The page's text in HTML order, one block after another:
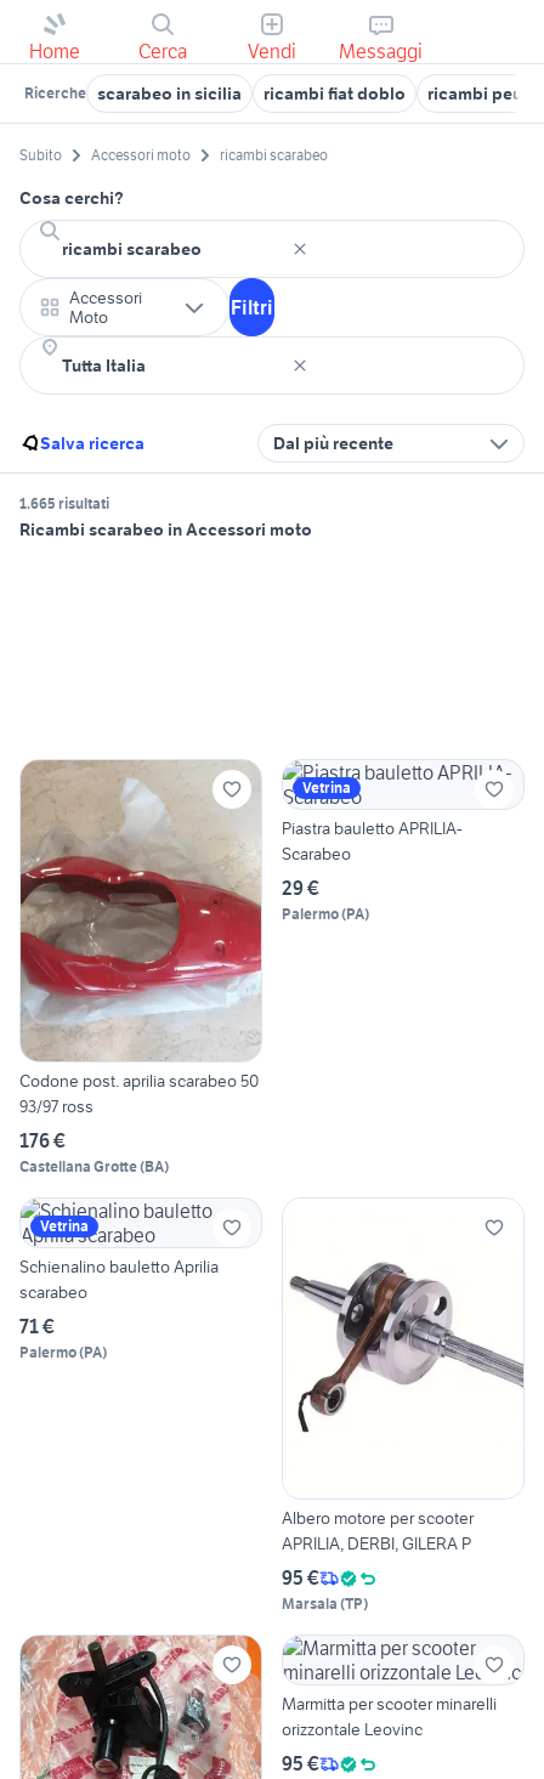
Home Cerca Vendi Messaggi
Ricerche scarabeo in sicilia ricambi fiat doblo ricambi
Subito Accessori moto ricambi scarabeo
Cosa cerchi?
Accessori
Moto
Filtri
Salva ricerca Dal più recente
1.665 risultati
Ricambi scarabeo in Accessori moto
Codone post. aprilia scarabeo 50
93/97 ross
176 €
Castellana Grotte(BA)
Vetrina
Piastra bauletto APRILIA-
Scarabeo
29 €
Palermo(PA)
Vetrina
Schienalino bauletto Aprilia
scarabeo
71 €
Palermo(PA)
Albero motore per scooter
APRILIA, DERBI, GILERA P
95 €
Marsala (TP)
Marmitta per scooter minarelli
orizzontale Leovinc
95 €